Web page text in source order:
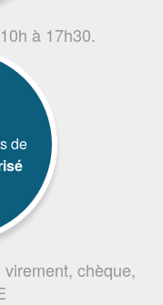
à 17h30.
de
chèque,